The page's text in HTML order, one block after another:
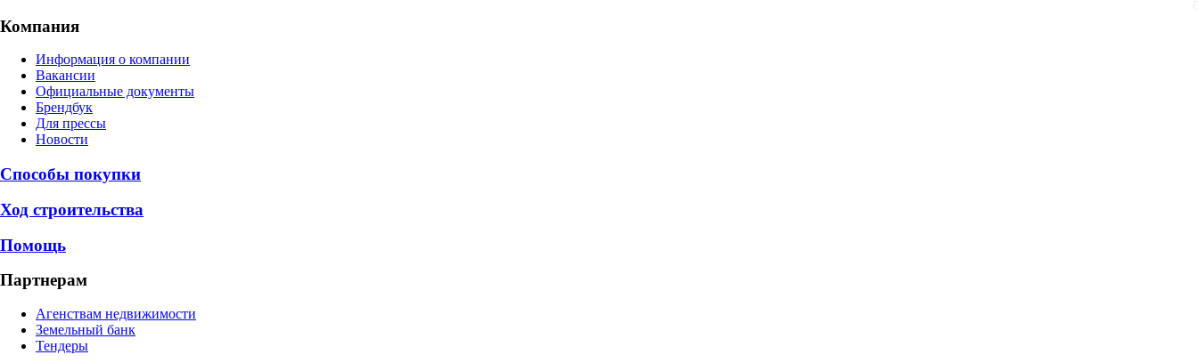
Компания
Информация о компании
Вакансии
Официальные документы
Брендбук
Для прессы
Новости
Способы покупки
Ход строительства
Помощь
Партнерам
Агенствам недвижимости
Земельный банк
Тендеры